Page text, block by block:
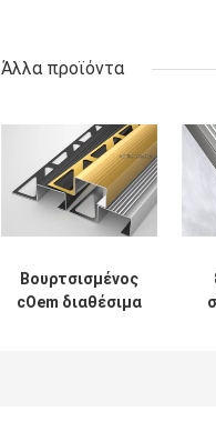
Άλλα προϊόντα
Βουρτσισμένος
cOem διαθέσιμα